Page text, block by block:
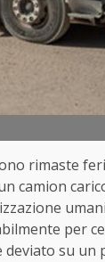
rimaste
camion
per
su un